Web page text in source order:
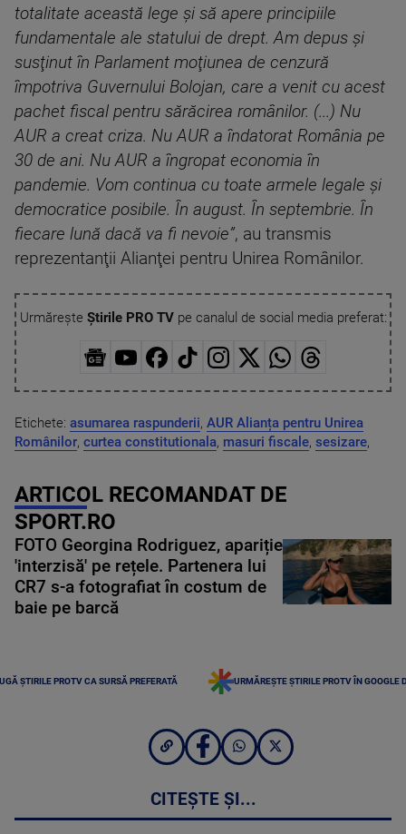
totalitate această lege şi să apere principiile
fundamentale ale statului de drept. Am depus şi
susţinut în Parlament moţiunea de cenzură
împotriva Guvernului Bolojan, care a venit cu acest
pachet fiscal pentru sărăcirea românilor. (...) Nu
AUR a creat criza. Nu AUR a îndatorat România pe
30 de ani. Nu AUR a îngropat economia în
pandemie. Vom continua cu toate armele legale şi
democratice posibile. În august. În septembrie. În
fiecare lună dacă va fi nevoie”, au transmis
reprezentanţii Alianţei pentru Unirea Românilor.
Urmărește Știrile PRO TVpe canalul de social media preferat:
Etichete: asumarea raspunderii, AUR Alianța pentru Unirea
Românilor, curtea constitutionala, masuri fiscale, sesizare,
ARTICOL RECOMANDAT DE
SPORT.RO
FOTO Georgina Rodriguez, apariție
'interzisă' pe rețele. Partenera lui
CR7 s-a fotografiat în costum de
baie pe barcă
ȘTIRILE PROTV CA SURSĂ PREFERATĂ URMĂREȘTE ȘTIRILE PROTV ÎN GOOGLE
CITEȘTE ȘI...